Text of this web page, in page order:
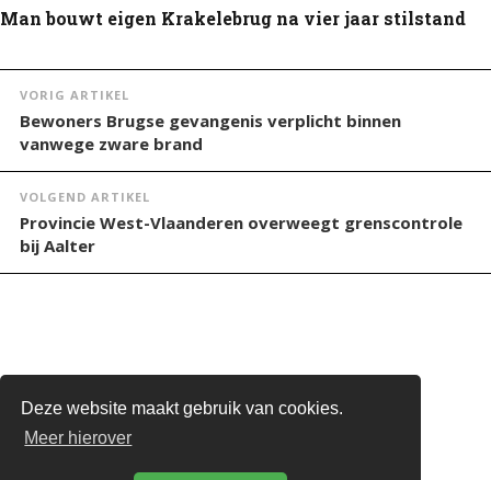
Deze website maakt gebruik van cookies.
Meer hierover
Man bouwt eigen Krakelebrug na vier jaar stilstand
VORIG ARTIKEL
Bewoners Brugse gevangenis verplicht binnen
vanwege zware brand
VOLGEND ARTIKEL
Provincie West-Vlaanderen overweegt grenscontrole
bij Aalter